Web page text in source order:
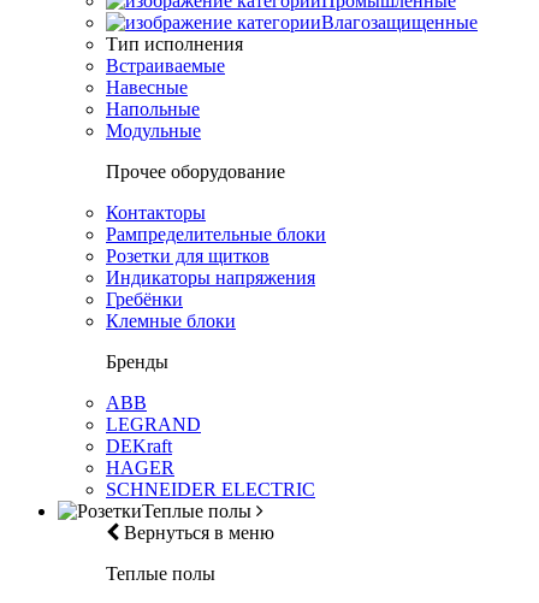
Влагозащищенные
Тип исполнения
Встраиваемые
Навесные
Напольные
Модульные
Прочее оборудование
Контакторы
Рампределительные блоки
Розетки для щитков
Индикаторы напряжения
Гребёнки
Клемные блоки
Бренды
ABB
LEGRAND
DEKraft
HAGER
SCHNEIDER ELECTRIC
Теплые полы
Вернуться в меню
Теплые полы